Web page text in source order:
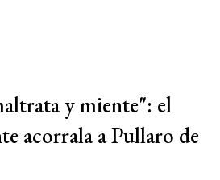
y miente": el
acorrala a Pullaro de